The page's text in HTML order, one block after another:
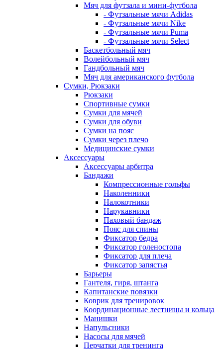
Мяч для футзала и мини-футбола
- Футзальные мячи Adidas
- Футзальные мячи Nike
- Футзальные мячи Puma
- Футзальные мячи Select
Баскетбольный мяч
Волейбольный мяч
Гандбольный мяч
Мяч для американского футбола
Сумки, Рюкзаки
Рюкзаки
Спортивные сумки
Сумки для мячей
Сумки для обуви
Сумки на пояс
Сумки через плечо
Медицинские сумки
Аксессуары
Аксессуары арбитра
Бандажи
Компрессионные гольфы
Наколенники
Налокотники
Нарукавники
Паховый бандаж
Пояс для спины
Фиксатор бедра
Фиксатор голеностопа
Фиксатор для плеча
Фиксатор запястья
Барьеры
Гантеля, гиря, штанга
Капитанские повязки
Коврик для тренировок
Координационные лестницы и кольца
Манишки
Напульсники
Насосы для мячей
Перчатки для тренинга